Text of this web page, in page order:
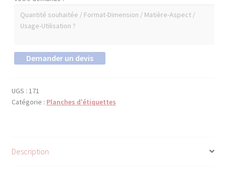
UGS : 171
Catégorie : Planches d'étiquettes
Description